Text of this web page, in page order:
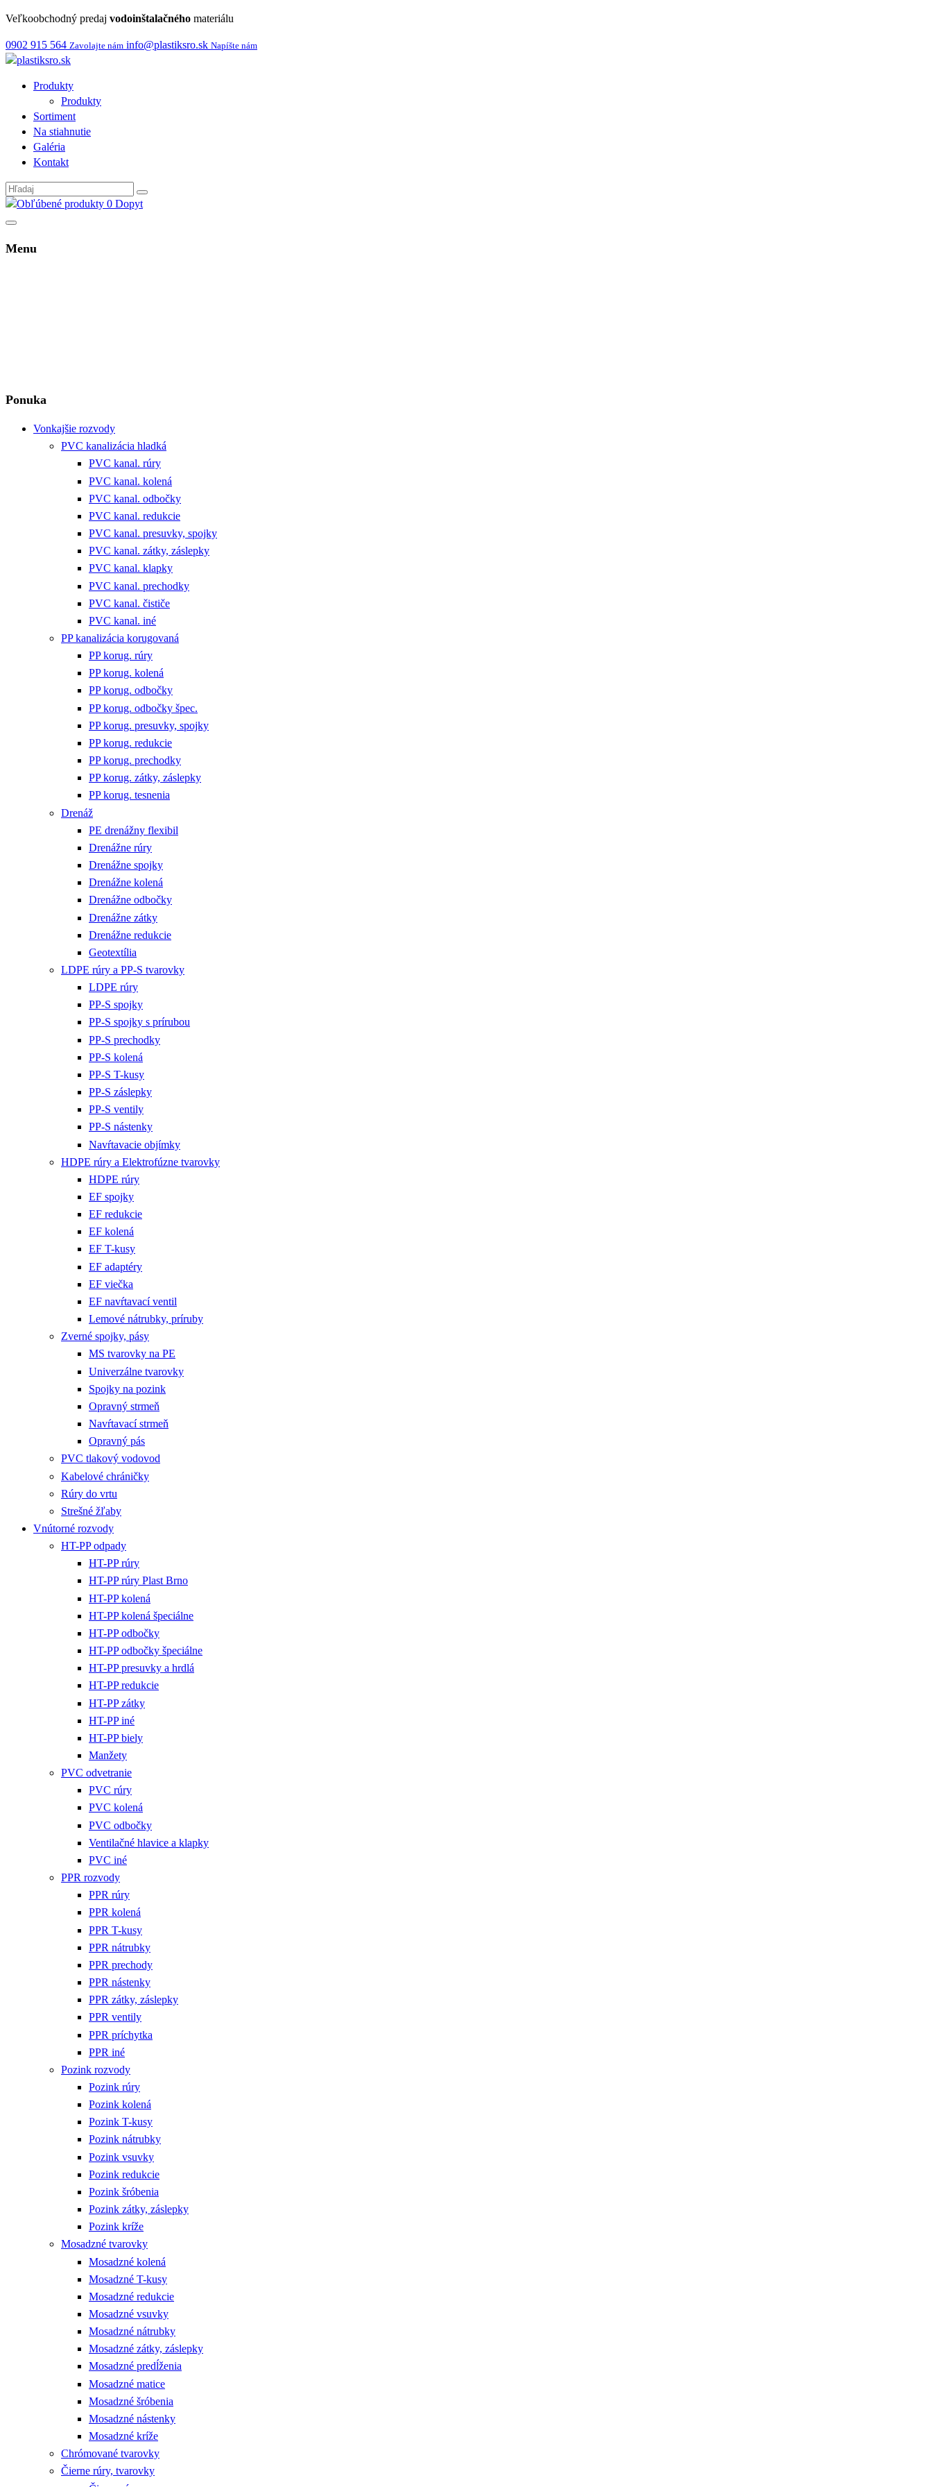
Veľkoobchodný predaj vodoinštalačného materiálu
0902 915 564 Zavolajte nám info@plastiksro.sk Napíšte nám
Produkty
Produkty
Sortiment
Na stiahnutie
Galéria
Kontakt
0 Dopyt
Menu
Ponuka
Vonkajšie rozvody
PVC kanalizácia hladká
PVC kanal. rúry
PVC kanal. kolená
PVC kanal. odbočky
PVC kanal. redukcie
PVC kanal. presuvky, spojky
PVC kanal. zátky, záslepky
PVC kanal. klapky
PVC kanal. prechodky
PVC kanal. čističe
PVC kanal. iné
PP kanalizácia korugovaná
PP korug. rúry
PP korug. kolená
PP korug. odbočky
PP korug. odbočky špec.
PP korug. presuvky, spojky
PP korug. redukcie
PP korug. prechodky
PP korug. zátky, záslepky
PP korug. tesnenia
Drenáž
PE drenážny flexibil
Drenážne rúry
Drenážne spojky
Drenážne kolená
Drenážne odbočky
Drenážne zátky
Drenážne redukcie
Geotextília
LDPE rúry a PP-S tvarovky
LDPE rúry
PP-S spojky
PP-S spojky s prírubou
PP-S prechodky
PP-S kolená
PP-S T-kusy
PP-S záslepky
PP-S ventily
PP-S nástenky
Navŕtavacie objímky
HDPE rúry a Elektrofúzne tvarovky
HDPE rúry
EF spojky
EF redukcie
EF kolená
EF T-kusy
EF adaptéry
EF viečka
EF navŕtavací ventil
Lemové nátrubky, príruby
Zverné spojky, pásy
MS tvarovky na PE
Univerzálne tvarovky
Spojky na pozink
Opravný strmeň
Navŕtavací strmeň
Opravný pás
PVC tlakový vodovod
Kabelové chráničky
Rúry do vrtu
Strešné žľaby
Vnútorné rozvody
HT-PP odpady
HT-PP rúry
HT-PP rúry Plast Brno
HT-PP kolená
HT-PP kolená špeciálne
HT-PP odbočky
HT-PP odbočky špeciálne
HT-PP presuvky a hrdlá
HT-PP redukcie
HT-PP zátky
HT-PP iné
HT-PP biely
Manžety
PVC odvetranie
PVC rúry
PVC kolená
PVC odbočky
Ventilačné hlavice a klapky
PVC iné
PPR rozvody
PPR rúry
PPR kolená
PPR T-kusy
PPR nátrubky
PPR prechody
PPR nástenky
PPR zátky, záslepky
PPR ventily
PPR príchytka
PPR iné
Pozink rozvody
Pozink rúry
Pozink kolená
Pozink T-kusy
Pozink nátrubky
Pozink vsuvky
Pozink redukcie
Pozink šróbenia
Pozink zátky, záslepky
Pozink kríže
Mosadzné tvarovky
Mosadzné kolená
Mosadzné T-kusy
Mosadzné redukcie
Mosadzné vsuvky
Mosadzné nátrubky
Mosadzné zátky, záslepky
Mosadzné predĺženia
Mosadzné matice
Mosadzné šróbenia
Mosadzné nástenky
Mosadzné kríže
Chrómované tvarovky
Čierne rúry, tvarovky